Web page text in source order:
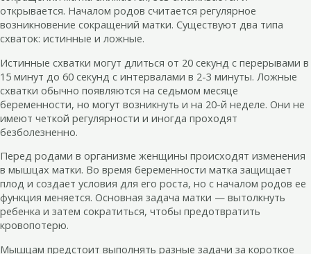
открывается. Началом родов считается регулярное
возникновение сокращений матки. Существуют два типа
схваток: истинные и ложные.
Истинные схватки могут длиться от 20 секунд с перерывами в
15 минут до 60 секунд с интервалами в 2-3 минуты. Ложные
схватки обычно появляются на седьмом месяце
беременности, но могут возникнуть и на 20-й неделе. Они не
имеют четкой регулярности и иногда проходят
безболезненно.
Перед родами в организме женщины происходят изменения
в мышцах матки. Во время беременности матка защищает
плод и создает условия для его роста, но с началом родов ее
функция меняется. Основная задача матки — вытолкнуть
ребенка и затем сократиться, чтобы предотвратить
кровопотерю.
Мышцам предстоит выполнять разные задачи за короткое